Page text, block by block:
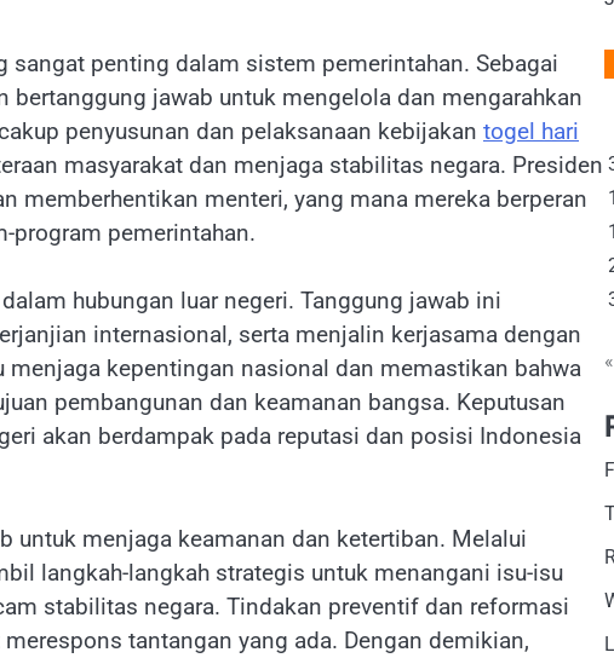
penting dalam sistem pemerintahan. Sebagai
bertanggung jawab untuk mengelola dan mengarahkan
penyusunan dan pelaksanaan kebijakan togel hari
masyarakat dan menjaga stabilitas negara. Presiden
memberhentikan menteri, yang mana mereka berperan
program pemerintahan.
hubungan luar negeri. Tanggung jawab ini
internasional, serta menjalin kerjasama dengan
kepentingan nasional dan memastikan bahwa
pembangunan dan keamanan bangsa. Keputusan
akan berdampak pada reputasi dan posisi Indonesia
untuk menjaga keamanan dan ketertiban. Melalui
langkah-langkah strategis untuk menangani isu-isu
stabilitas negara. Tindakan preventif dan reformasi
tantangan yang ada. Dengan demikian,